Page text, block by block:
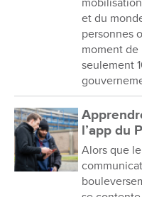
et du
personnes
moment
seulement
l’app du
Alors que